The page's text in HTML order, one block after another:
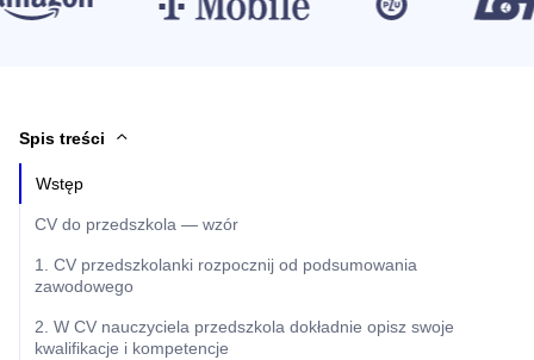
Spis treści
Wstęp
CV do przedszkola — wzór
1. CV przedszkolanki rozpocznij od podsumowania
zawodowego
2. W CV nauczyciela przedszkola dokładnie opisz swoje
kwalifikacje i kompetencje